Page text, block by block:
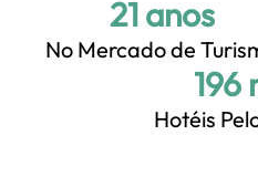
21 anos
No Mercado de
Hotéis